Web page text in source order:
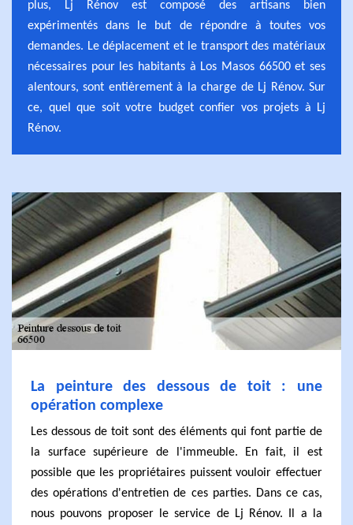
plus, Lj Rénov est composé des artisans bien
expérimentés dans le but de répondre à toutes vos
demandes. Le déplacement et le transport des matériaux
nécessaires pour les habitants à Los Masos 66500 et ses
alentours, sont entièrement à la charge de Lj Rénov. Sur
ce, quel que soit votre budget confier vos projets à Lj
Rénov.
La peinture des dessous de toit : une
opération complexe
Les dessous de toit sont des éléments qui font partie de
la surface supérieure de l'immeuble. En fait, il est
possible que les propriétaires puissent vouloir effectuer
des opérations d'entretien de ces parties. Dans ce cas,
nous pouvons proposer le service de Lj Rénov. Il a la